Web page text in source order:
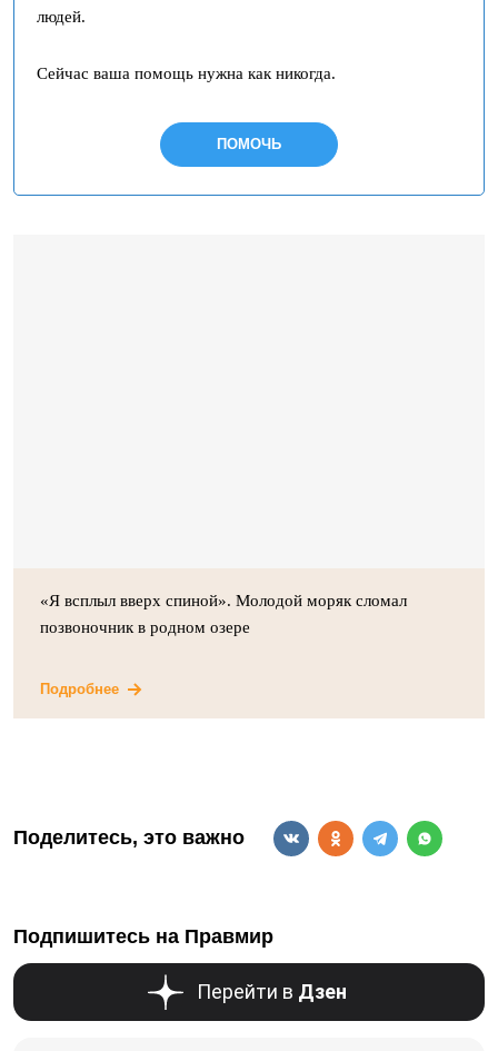
людей.
Сейчас ваша помощь нужна как никогда.
ПОМОЧЬ
«Я всплыл вверх спиной». Молодой моряк сломал
позвоночник в родном озере
Подробнее
Поделитесь, это важно
Подпишитесь на Правмир
Перейти в Дзен